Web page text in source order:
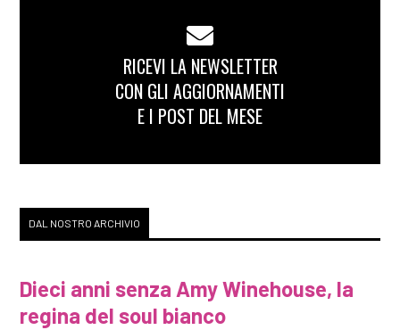
RICEVI LA NEWSLETTER
CON GLI AGGIORNAMENTI
E I POST DEL MESE
DAL NOSTRO ARCHIVIO
Dieci anni senza Amy Winehouse, la
regina del soul bianco